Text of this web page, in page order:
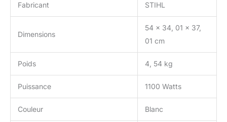
Fabricant STIHL
Dimensions
54 x 34, 01 x 37,
01 cm
Poids 4, 54 kg
Puissance 1100 Watts
Couleur Blanc